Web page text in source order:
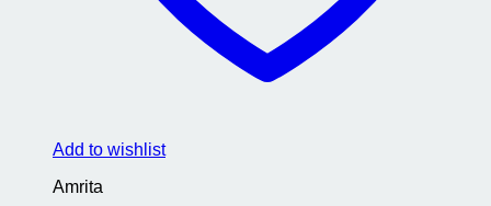
Add to wishlist
Amrita